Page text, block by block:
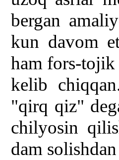
bergan
kun davom
ham fors-
kelib
"qirq qiz"
chilyosin
dam